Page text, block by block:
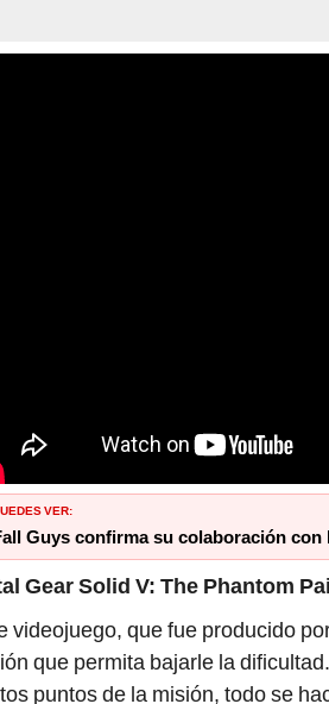
VER:
Guys confirma su colaboración
Gear Solid V: The Phantom
videojuego, que fue producido
que permita bajarle la
puntos de la misión, todo se